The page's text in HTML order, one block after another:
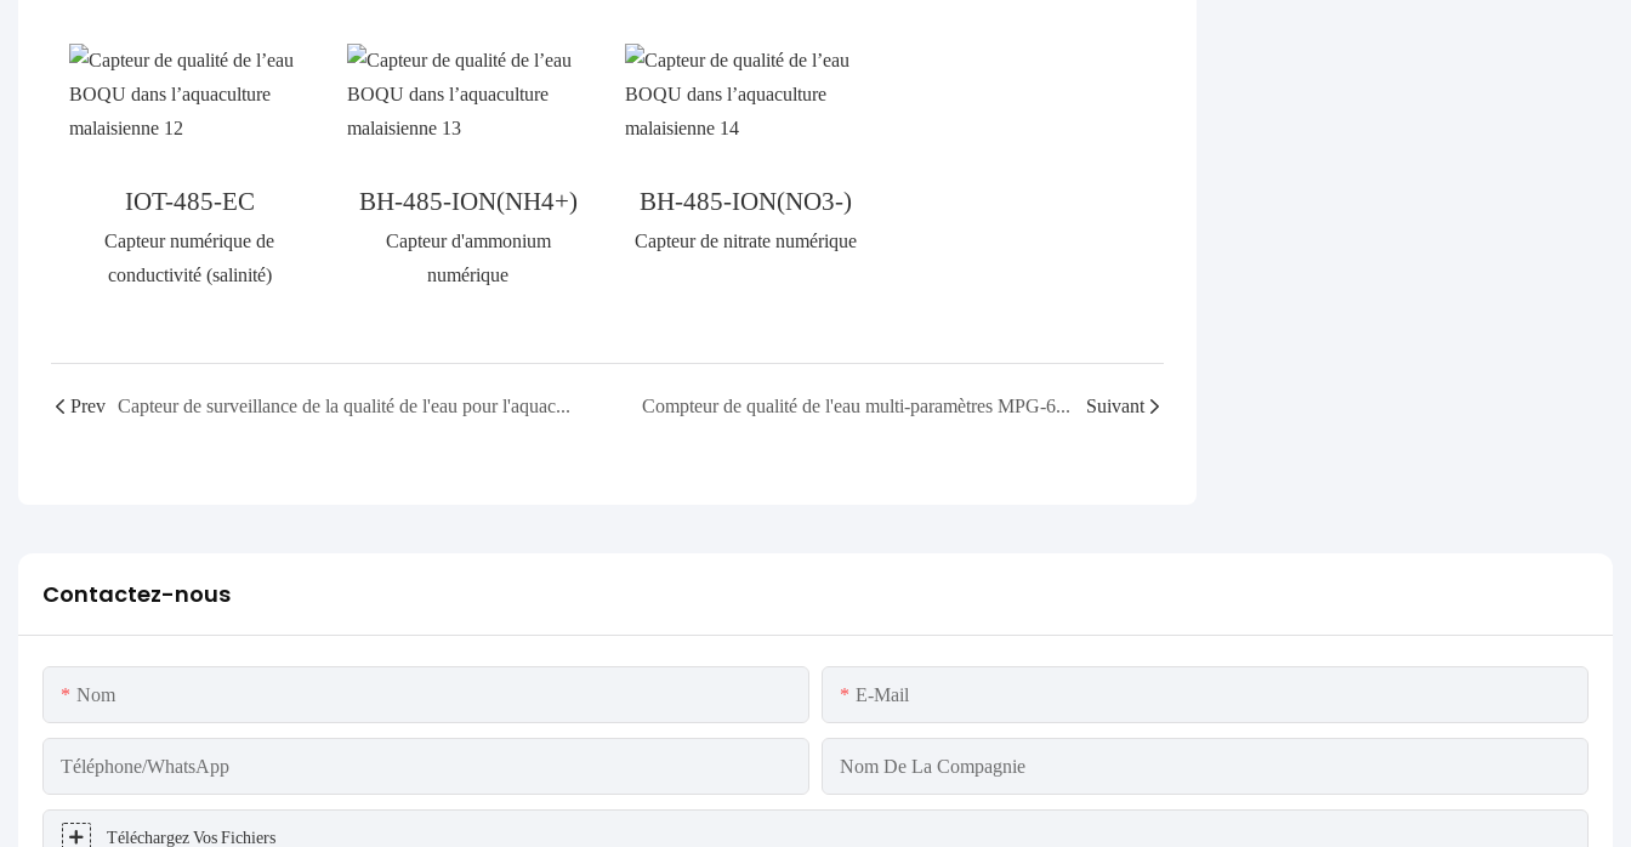
IOT-485-EC
Capteur numérique de
conductivité (salinité)
BH-485-ION(NH4+)
Capteur d'ammonium
numérique
BH-485-ION(NO3-)
Capteur de nitrate numérique
Prev Capteur de surveillance de la qualité de l'eau pour l'aquaculture en coréen Compteur de qualité de l'eau multi-paramètres MPG-6099 dans l'usine de traitement des eaux usées du Vietnam Suivant
Contactez-nous
Nom E-Mail
Téléphone/WhatsApp Nom De La Compagnie
Téléchargez Vos Fichiers